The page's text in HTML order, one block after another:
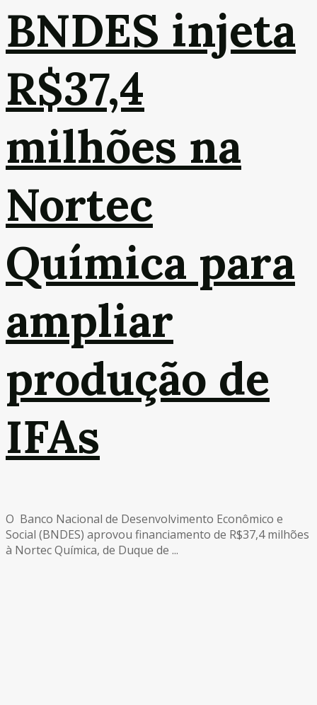
BNDES injeta
R$37,4
milhões na
Nortec
Química para
ampliar
produção de
IFAs
O Banco Nacional de Desenvolvimento Econômico e
Social (BNDES) aprovou financiamento de R$37,4 milhões
à Nortec Química, de Duque de ...